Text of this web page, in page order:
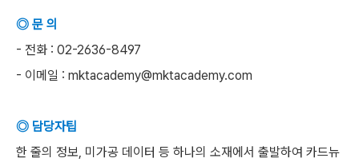
◎ 문 의
- 전화 : 02-2636-8497
- 이메일 : mktacademy@mktacademy.com
◎ 담당자팁
한 줄의 정보, 미가공 데이터 등 하나의 소재에서 출발하여 카드뉴